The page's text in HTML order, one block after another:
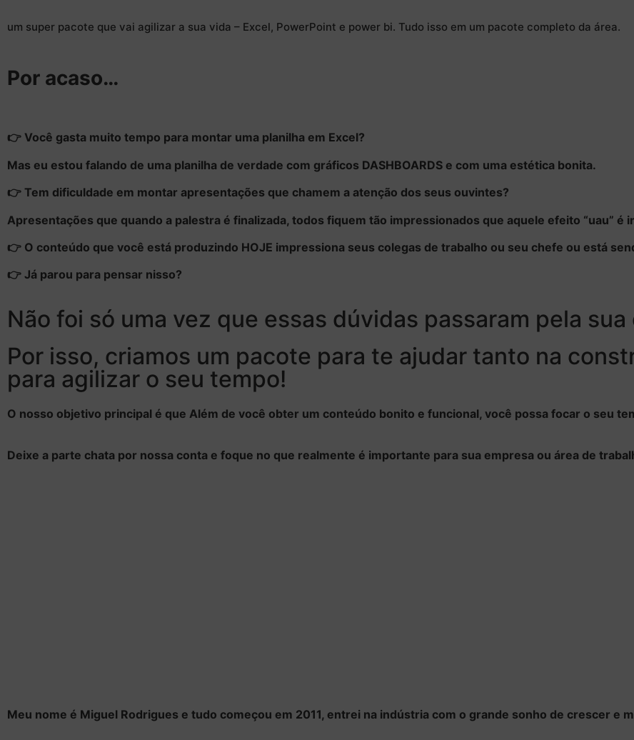
um super pacote que vai agilizar a sua vida – Excel, PowerPoint e power bi. Tudo isso em um pacote completo da área.
Por acaso…
👉 Você gasta muito tempo para montar uma planilha em Excel?
Mas eu estou falando de uma planilha de verdade com gráficos DASHBOARDS e com uma estética bonita.
👉 Tem dificuldade em montar apresentações que chamem a atenção dos seus ouvintes?
Apresentações que quando a palestra é finalizada, todos fiquem tão impressionados que aquele efeito “uau” é
👉 O conteúdo que você está produzindo HOJE impressiona seus colegas de trabalho ou seu chefe ou está
👉 Já parou para pensar nisso?
Não foi só uma vez que essas dúvidas passaram pela sua
Por isso, criamos um pacote para te ajudar tanto na
para agilizar o seu tempo!​
O nosso objetivo principal é que Além de você obter um conteúdo bonito e funcional, você possa focar o seu
Deixe a parte chata por nossa conta e foque no que realmente é importante para sua empresa ou área de
Meu nome é Miguel Rodrigues e tudo começou em 2011, entrei na indústria com o grande sonho de crescer e